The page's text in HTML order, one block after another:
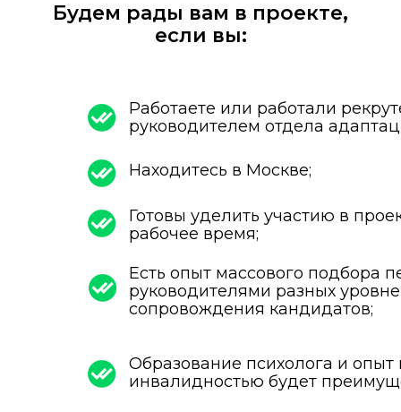
Будем рады вам в проекте,
если вы:
Работаете или работали
руководителем отдела
Находитесь в Москве;
Готовы уделить участию в
рабочее время;
Есть опыт массового подбора
руководителями разных
сопровождения кандидатов;
Образование психолога и
инвалидностью будет